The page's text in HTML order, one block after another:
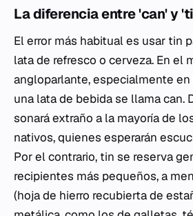
La diferencia entre 'can' y
El error más habitual es usar tin
lata de refresco o cerveza. En el
angloparlante, especialmente en
una lata de bebida se llamacan.
sonará extraño a la mayoría de
nativos, quienes esperarán
Por el contrario, tin se reserva
recipientes más pequeños, a
(hoja de hierro recubierta de